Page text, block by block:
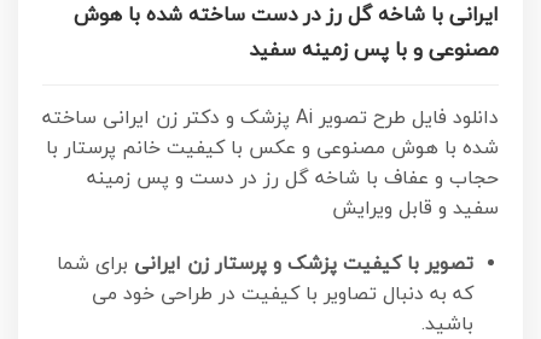
ایرانی با شاخه گل رز در دست ساخته شده با هوش
مصنوعی و با پس زمینه سفید
دانلود فایل طرح تصویر Ai پزشک و دکتر زن ایرانی ساخته
شده با هوش مصنوعی و عکس با کیفیت خانم پرستار با
حجاب و عفاف با شاخه گل رز در دست و پس زمینه
سفید و قابل ویرایش
تصویر با کیفیت پزشک و پرستار زن ایرانی برای شما
که به دنبال تصاویر با کیفیت در طراحی خود می
باشید.